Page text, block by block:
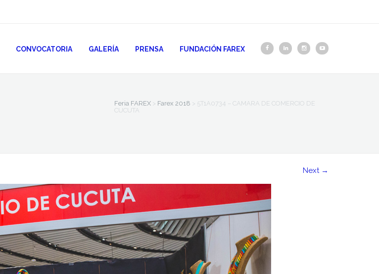
CONVOCATORIA GALERÍA PRENSA FUNDACIÓN FAREX
Feria FAREX> Farex 2018 > 5T1A0734 – CAMARA DE COMERCIO DE
CUCUTA
Next →